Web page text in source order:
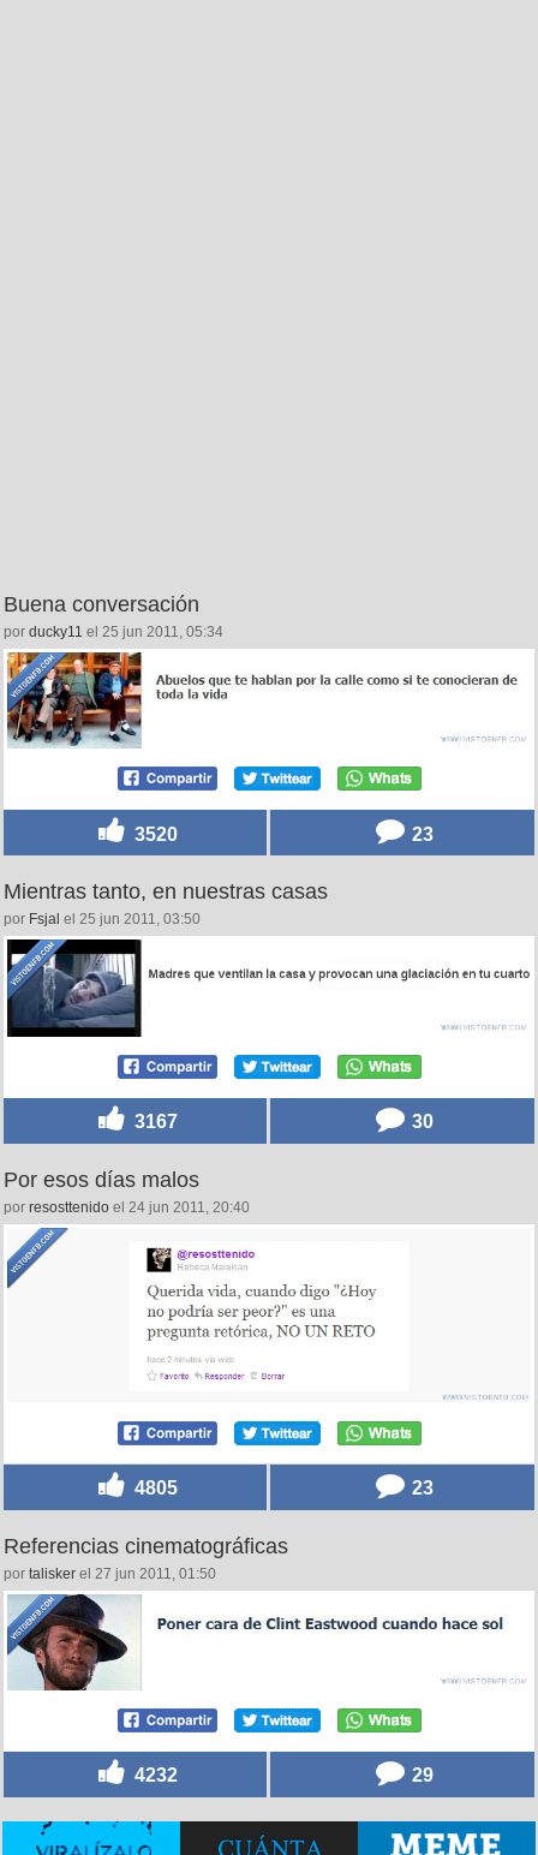
Buena conversación
por ducky11 el 25 jun 2011, 05:34
3520 23
Mientras tanto, en nuestras casas
por Fsjal el 25 jun 2011, 03:50
3167 30
Por esos días malos
por resosttenido el 24 jun 2011, 20:40
4805 23
Referencias cinematográficas
por talisker el 27 jun 2011, 01:50
4232 29